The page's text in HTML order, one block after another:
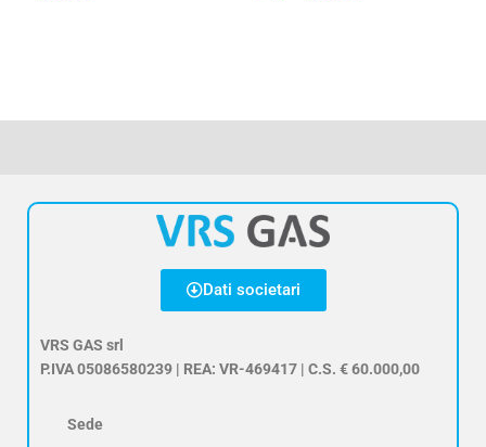
Dati societari
VRS GAS srl
P.IVA 05086580239 | REA: VR-469417 | C.S. € 60.000,00
Sede